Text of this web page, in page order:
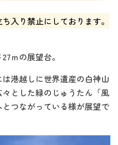
入り禁止にしております。
ｍの展望台。
港越しに世界遺産の白神山
とした緑のじゅうたん「風
つながっている様が展望で